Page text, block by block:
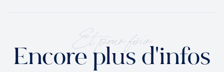
Et pour finir
Encore plus d'infos